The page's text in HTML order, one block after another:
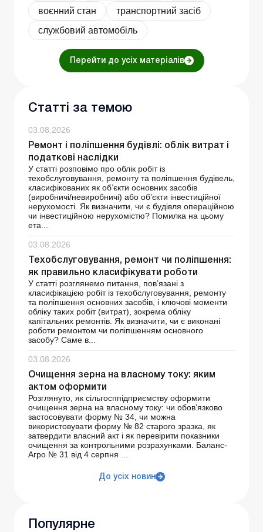
воєнний стан
транспортний засіб
службовий автомобіль
Перейти до усіх матеріалів
Статті за темою
03.08.2026
Ремонт і поліпшення будівлі: облік витрат і
податкові наслідки
У статті розповімо про облік робіт із
техобслуговування, ремонту та поліпшення будівель,
класифікованих як об’єкти основних засобів
(виробничі/невиробничі) або об’єкти інвестиційної
нерухомості. Як визначити, чи є будівля операційною
чи інвестиційною нерухомістю? Помилка на цьому
ета...
03.08.2026
Техобслуговування, ремонт чи поліпшення:
як правильно класифікувати роботи
У статті розглянемо питання, пов’язані з
класифікацією робіт із техобслуговування, ремонту
та поліпшення основних засобів, і ключові моменти
обліку таких робіт (витрат), зокрема обліку
капітальних ремонтів. Як визначити, чи є виконані
роботи ремонтом чи поліпшенням основного
засобу? Саме в...
03.08.2026
Очищення зерна на власному току: яким
актом оформити
Розглянуто, як сільгосппідприємству оформити
очищення зерна на власному току: чи обов’язково
застосовувати форму № 34, чи можна
використовувати форму № 82 старого зразка, як
затвердити власний акт і як перевірити показники
очищення за контрольними розрахунками. Баланс-
Агро № 31 від 4 серпня ...
До усіх новин
Популярне